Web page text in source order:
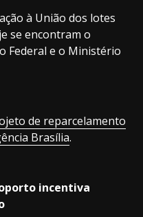
à União dos lotes
se encontram o
Federal e o Ministério
de reparcelamento
Brasília.
incentiva